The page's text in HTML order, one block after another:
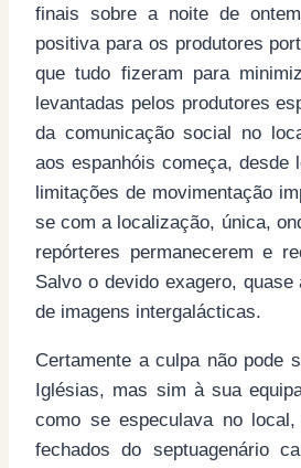
finais sobre a noite de
positiva para os produtores
que tudo fizeram para
levantadas pelos produtores
da comunicação social no
aos espanhóis começa, desde
limitações de movimentação
se com a localização, única,
repórteres permanecerem e
Salvo o devido exagero,
de imagens intergalácticas.
Certamente a culpa não pode
Iglésias, mas sim à sua
como se especulava no
fechados do septuagenário